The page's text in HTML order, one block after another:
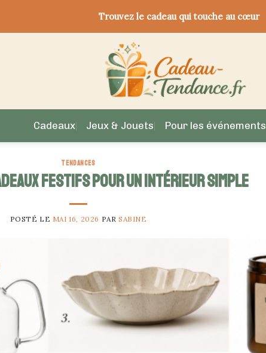
Trouvez le cadeau qui touche au cœur
Cadeaux Jeux & Jouets Pour les événements
TENDANCES
festifs pour un intérieur simple
POSTÉ LE MAI 16, 2026 PAR SABINE